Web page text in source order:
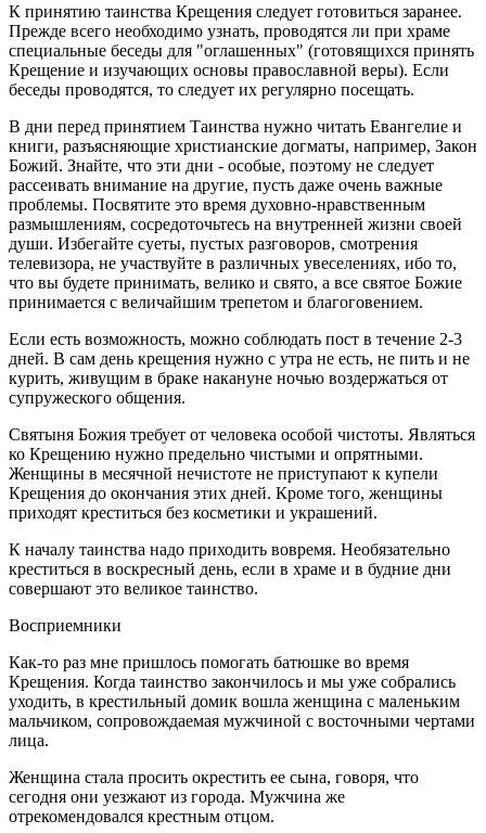
К принятию таинства Крещения следует готовиться заранее.
Прежде всего необходимо узнать, проводятся ли при храме
специальные беседы для "оглашенных" (готовящихся принять
Крещение и изучающих основы православной веры). Если
беседы проводятся, то следует их регулярно посещать.
В дни перед принятием Таинства нужно читать Евангелие и
книги, разъясняющие христианские догматы, например, Закон
Божий. Знайте, что эти дни - особые, поэтому не следует
рассеивать внимание на другие, пусть даже очень важные
проблемы. Посвятите это время духовно-нравственным
размышлениям, сосредоточьтесь на внутренней жизни своей
души. Избегайте суеты, пустых разговоров, смотрения
телевизора, не участвуйте в различных увеселениях, ибо то,
что вы будете принимать, велико и свято, а все святое Божие
принимается с величайшим трепетом и благоговением.
Если есть возможность, можно соблюдать пост в течение 2-3
дней. В сам день крещения нужно с утра не есть, не пить и не
курить, живущим в браке накануне ночью воздержаться от
супружеского общения.
Святыня Божия требует от человека особой чистоты. Являться
ко Крещению нужно предельно чистыми и опрятными.
Женщины в месячной нечистоте не приступают к купели
Крещения до окончания этих дней. Кроме того, женщины
приходят креститься без косметики и украшений.
К началу таинства надо приходить вовремя. Необязательно
креститься в воскресный день, если в храме и в будние дни
совершают это великое таинство.
Восприемники
Как-то раз мне пришлось помогать батюшке во время
Крещения. Когда таинство закончилось и мы уже собрались
уходить, в крестильный домик вошла женщина с маленьким
мальчиком, сопровождаемая мужчиной с восточными чертами
лица.
Женщина стала просить окрестить ее сына, говоря, что
сегодня они уезжают из города. Мужчина же
отрекомендовался крестным отцом.